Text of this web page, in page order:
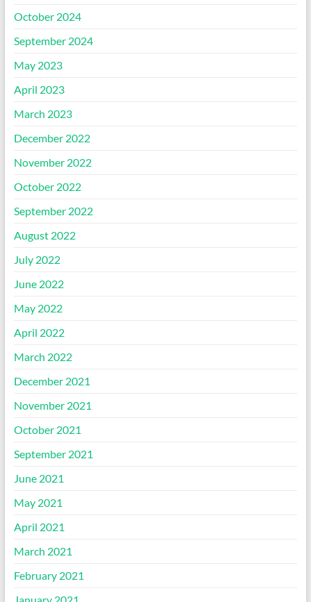
October 2024
September 2024
May 2023
April 2023
March 2023
December 2022
November 2022
October 2022
September 2022
August 2022
July 2022
June 2022
May 2022
April 2022
March 2022
December 2021
November 2021
October 2021
September 2021
June 2021
May 2021
April 2021
March 2021
February 2021